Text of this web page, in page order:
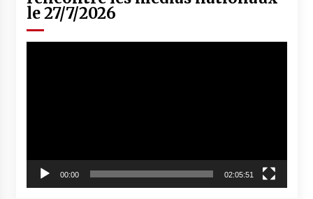
le 27/7/2026
00:00 02:05:51